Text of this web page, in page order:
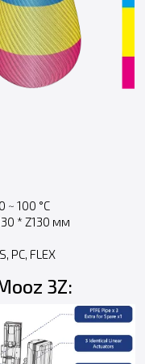
~ 100 °C
* Z130 мм
PC, FLEX
3Z: